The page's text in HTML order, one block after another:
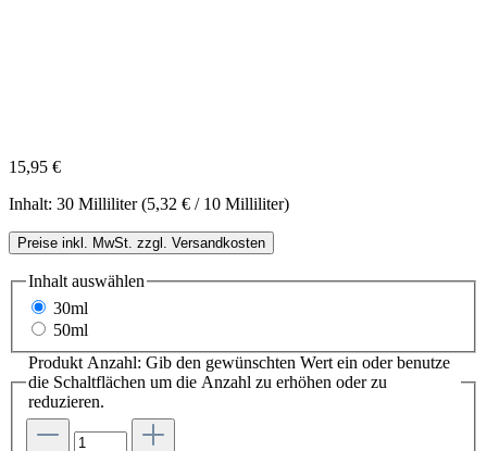
15,95 €
Inhalt: 30 Milliliter(5,32 € / 10 Milliliter)
Preise inkl. MwSt. zzgl. Versandkosten
Inhalt auswählen
30ml
50ml
Produkt Anzahl: Gib den gewünschten Wert ein oder benutze
die Schaltflächen um die Anzahl zu erhöhen oder zu
reduzieren.